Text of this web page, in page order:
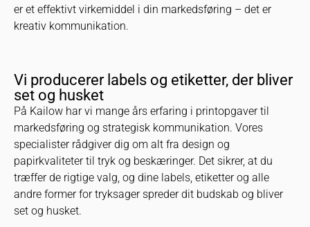
er et effektivt virkemiddel i din markedsføring – det er
kreativ kommunikation.
Vi producerer labels og etiketter, der bliver
set og husket
På Kailow har vi mange års erfaring i printopgaver til
markedsføring og strategisk kommunikation. Vores
specialister rådgiver dig om alt fra design og
papirkvaliteter til tryk og beskæringer. Det sikrer, at du
træffer de rigtige valg, og dine labels, etiketter og alle
andre former for tryksager spreder dit budskab og bliver
set og husket.